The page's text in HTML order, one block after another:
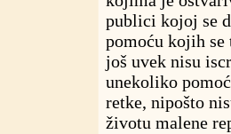
publici kojoj se
pomoću kojih
još uvek nisu
unekoliko
retke, nipošto
životu malene